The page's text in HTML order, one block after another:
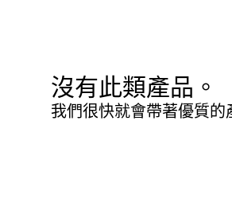
沒有此類產品。
我們很快就會帶著優質的